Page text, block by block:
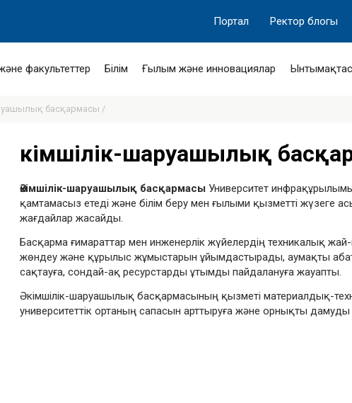
Ректор блогы
Портал
факультеттер Білім Ғылым және инновациялар
басқармасы /
Әкімшілік-шаруашылық
Әкімшілік-шаруашылық басқармасы Университет
қамтамасыз етеді және білім беру мен ғылыми қызметті жүзеге
жағдайлар жасайды.
Басқарма ғимараттар мен инженерлік жүйелердің техникалық
жөндеу және құрылыс жұмыстарын ұйымдастырады, аумақты
сақтауға, сондай-ақ ресурстарды ұтымды пайдалануға жауапты.
Әкімшілік-шаруашылық басқармасының қызметі материалдық-
университеттік ортаның сапасын арттыруға және орнықты